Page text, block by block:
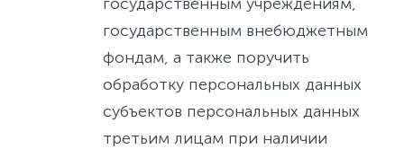
государственным внебюджетным
фондам, а также поручить
обработку персональных данных
субъектов персональных данных
третьим лицам при наличии